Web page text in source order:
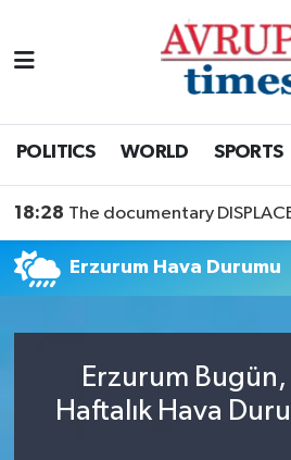
POLITICS WORLD SPORTS
18:28 The documentary DISPLACED: A Turkish
Erzurum Hava Durumu
Erzurum Bugün,
Haftalık Hava
Nöbetçi Eczaneler
Son Dakika Haberleri